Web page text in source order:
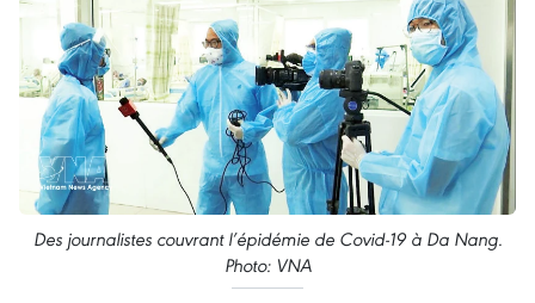
Des journalistes couvrant l’épidémie de Covid-19 à Da Nang.
Photo: VNA